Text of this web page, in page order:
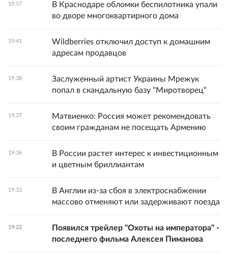
19:57
В Краснодаре обломки беспилотника упали
во дворе многоквартирного дома
19:41
Wildberries отключил доступ к домашним
адресам продавцов
19:38
Заслуженный артист Украины Мрежук
попал в скандальную базу "Миротворец"
19:37
Матвиенко: Россия может рекомендовать
своим гражданам не посещать Армению
19:36
В России растет интерес к инвестиционным
и цветным бриллиантам
19:33
В Англии из-за сбоя в электроснабжении
массово отменяют или задерживают поезда
19:22
Появился трейлер "Охоты на императора" -
последнего фильма Алексея Пиманова